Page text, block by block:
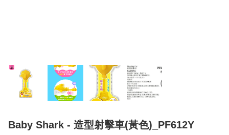
Baby Shark - 造型射擊車(黃色)_PF612Y